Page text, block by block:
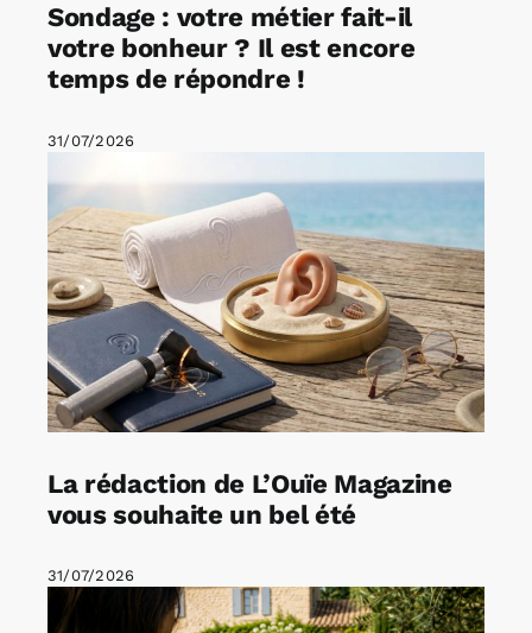
Sondage : votre métier fait-il
votre bonheur ? Il est encore
temps de répondre !
31/07/2026
La rédaction de L’Ouïe Magazine
vous souhaite un bel été
31/07/2026